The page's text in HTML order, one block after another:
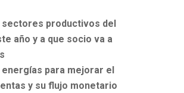
productivos del
año y a que socio va a
energías para mejorar el
y su flujo monetario